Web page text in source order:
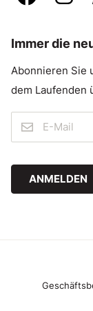
Immer die
Abonnieren Sie
dem Laufenden
ANMELDEN